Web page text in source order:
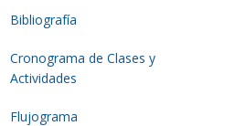
Bibliografía
Cronograma de Clases y
Actividades
Flujograma